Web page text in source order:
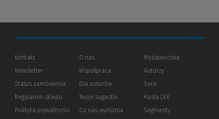
Kontakt
Newsletter
Status zamówienia
Regulamin sklepu
Polityka prywatności (Nowe
(Link
O nas
Współpraca
Dla autorów(Nowe
(Link
innej
Twoje sugestie
Co nas wyróżnia
Wydawnictwa
Autorzy
Serie
Hasła LEX
Segmenty